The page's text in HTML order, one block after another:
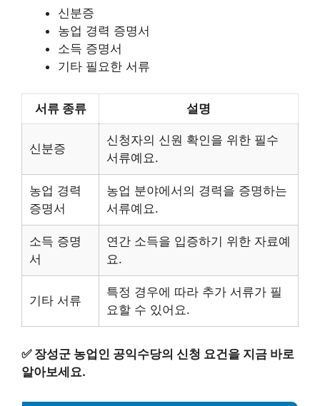
신분증
농업 경력 증명서
소득 증명서
기타 필요한 서류
서류 종류 설명
신분증
신청자의 신원 확인을 위한 필수
서류예요.
농업 경력
증명서
농업 분야에서의 경력을 증명하는
서류예요.
소득 증명
서
연간 소득을 입증하기 위한 자료예
요.
기타 서류
특정 경우에 따라 추가 서류가 필
요할 수 있어요.
✅ 장성군 농업인 공익수당의 신청 요건을 지금 바로
알아보세요.